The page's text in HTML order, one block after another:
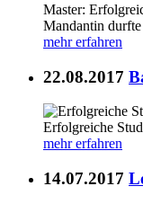
Master:
Mandantin
mehr erfahren
22.08.2017
Erfolgreiche
mehr erfahren
14.07.2017